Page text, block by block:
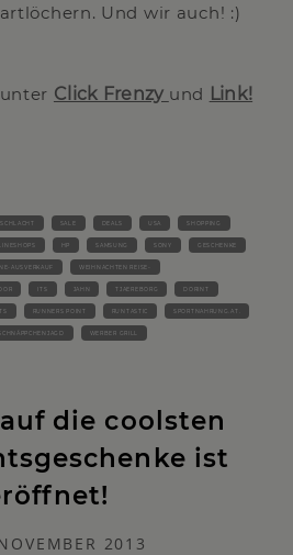
Und wir auch! :)
Click Frenzy und Link!
SALE DEALS USA SHOPPING
HP SAMSUNG SONY GESCHENKE
AUSVERKAUF WEIHNACHTEN REISE-
ITS JAHN TJAEREBORG DORINT
RUNNERS POINT RUNTASTIC SPORTNAHRUNG.AT.
WERBER GRILL
die coolsten
ist
2013